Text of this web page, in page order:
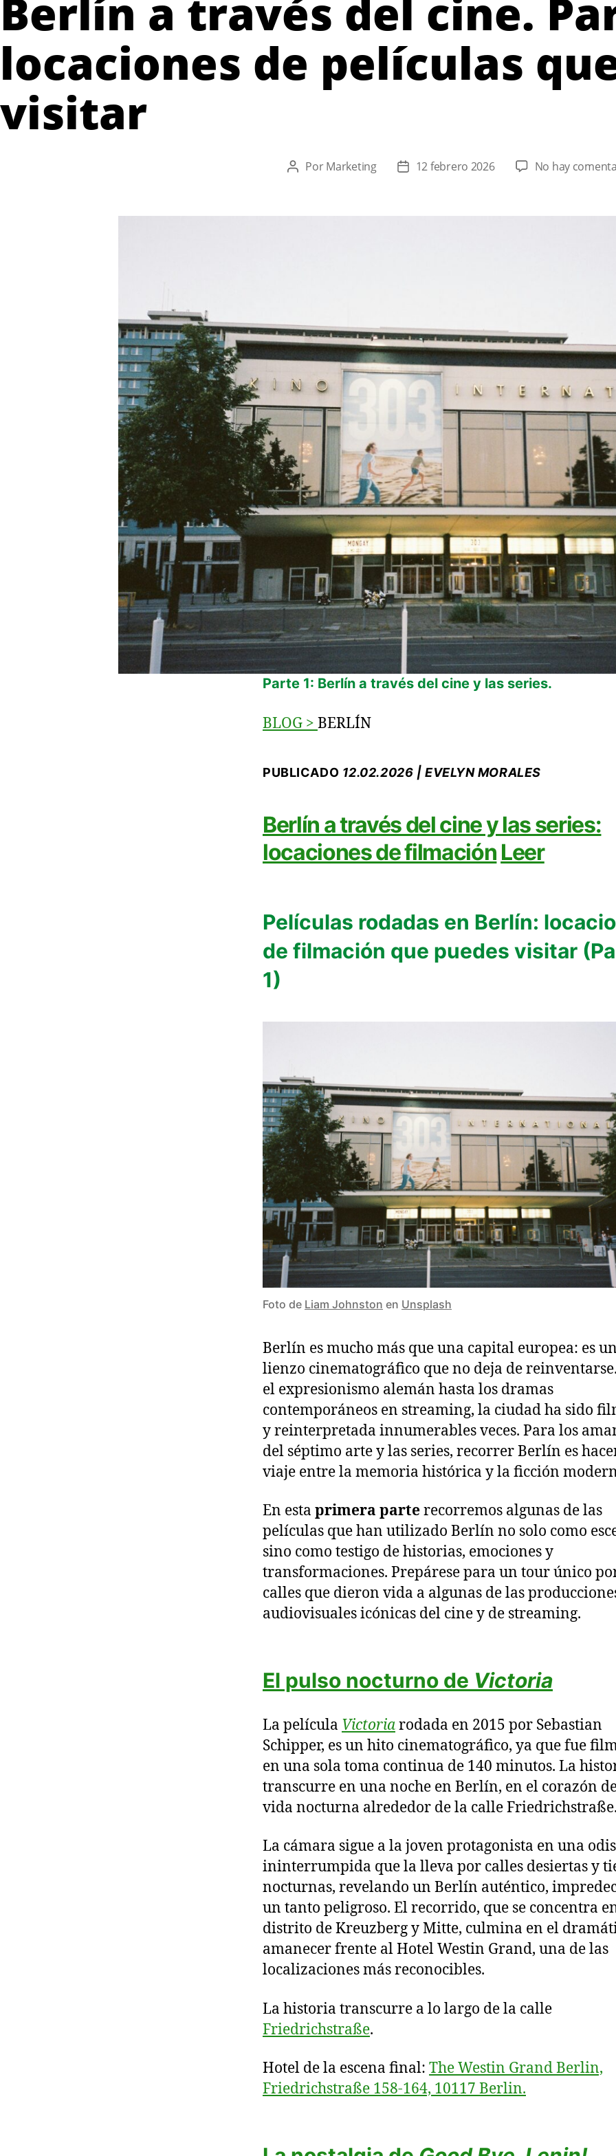
Berlín a través del cine.
locaciones de películas
visitar
Autor
entrada
PorMarketing
Fecha
entrada
12 febrero 2026 No hay
Parte 1: Berlín a través del cine y las series.
BLOG > BERLÍN
PUBLICADO 12.02.2026 | EVELYN MORALES
Berlín a través del cine y las series:
locaciones de filmación Leer
Películas rodadas en Berlín:
de filmación que puedes visitar
1)
Foto de Liam Johnston en Unsplash
Berlín es mucho más que una capital europea: es
lienzo cinematográfico que no deja de
el expresionismo alemán hasta los dramas
contemporáneos en streaming, la ciudad ha sido
y reinterpretada innumerables veces. Para los
del séptimo arte y las series, recorrer Berlín es
viaje entre la memoria histórica y la ficción
En esta primera parterecorremos algunas de las
películas que han utilizado Berlín no solo como
sino como testigo de historias, emociones y
transformaciones. Prepárese para un tour único
calles que dieron vida a algunas de las
audiovisuales icónicas del cine y de streaming.
El pulso nocturno de Victoria
La película Victoriarodada en 2015 por Sebastian
Schipper, es un hito cinematográfico, ya que fue
en una sola toma continua de 140 minutos. La
transcurre en una noche en Berlín, en el corazón
vida nocturna alrededor de la calle
La cámara sigue a la joven protagonista en una
ininterrumpida que la lleva por calles desiertas y
nocturnas, revelando un Berlín auténtico,
un tanto peligroso. El recorrido, que se concentra
distrito de Kreuzberg y Mitte, culmina en el
amanecer frente al Hotel Westin Grand, una de las
localizaciones más reconocibles.
La historia transcurre a lo largo de la calle
Friedrichstraße.
Hotel de la escena final: The Westin Grand Berlin,
Friedrichstraße 158-164, 10117 Berlin.